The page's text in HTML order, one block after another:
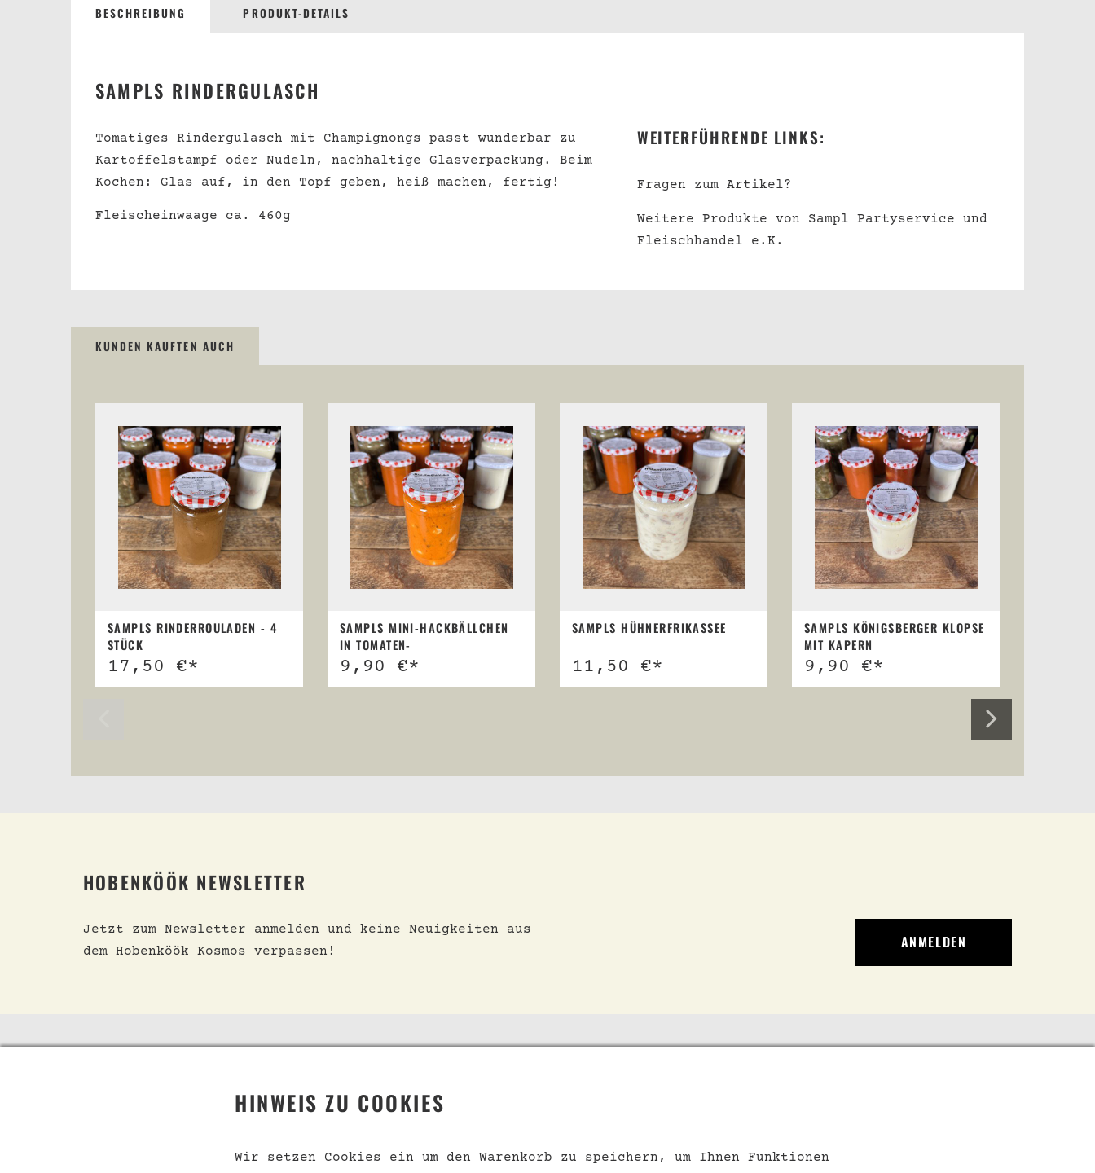
BESCHREIBUNG PRODUKT-DETAILS
SAMPLS RINDERGULASCH
Tomatiges Rindergulasch mit Champignongs passt wunderbar zu
Kartoffelstampf oder Nudeln, nachhaltige Glasverpackung. Beim
Kochen: Glas auf, in den Topf geben, heiß machen, fertig!
Fleischeinwaage ca. 460g
WEITERFÜHRENDE LINKS:
Fragen zum Artikel?
Weitere Produkte von Sampl Partyservice und
Fleischhandel e.K.
KUNDEN KAUFTEN AUCH
SAMPLS RINDERROULADEN - 4
STÜCK
17,50 €*
SAMPLS MINI-HACKBÄLLCHEN
IN TOMATEN-
SCHNITTLAUCHSOSSE
9,90 €*
SAMPLS HÜHNERFRIKASSEE
11,50 €*
SAMPLS KÖNIGSBERGER KLOPSE
MIT KAPERN
9,90 €*
HOBENKÖÖK NEWSLETTER
Jetzt zum Newsletter anmelden und keine Neuigkeiten aus
dem Hobenköök Kosmos verpassen!
ANMELDEN
Kontakt Über uns
HINWEIS ZU COOKIES
Wir setzen Cookies ein um den Warenkorb zu speichern, um Ihnen Funktionen